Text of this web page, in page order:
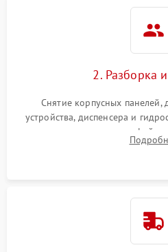
2. Разборка
Снятие корпусных панелей,
устройства, диспенсера и
внутренних узлов от
Промывка дренажных каналов и